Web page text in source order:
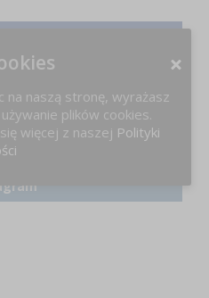
na naszą stronę, wyrażasz
plików cookies.
więcej z naszej Polityki